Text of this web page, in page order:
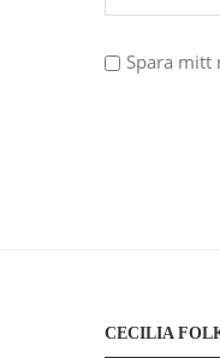
Spara mitt
CECILIA